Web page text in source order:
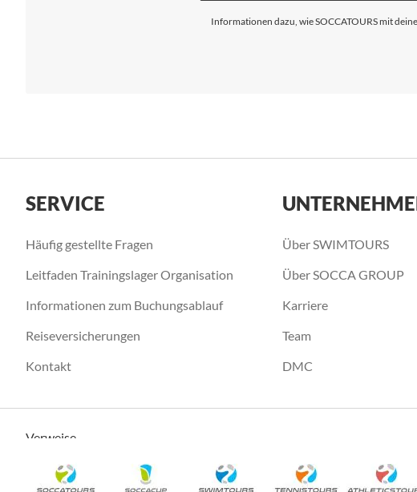
Informationen dazu, wie SOCCATOURS mit
SERVICE
Häufig gestellte Fragen
Leitfaden Trainingslager Organisation
Informationen zum Buchungsablauf
Reiseversicherungen
Kontakt
Über SWIMTOURS
Über SOCCA GROUP
Karriere
Team
DMC
Verweise